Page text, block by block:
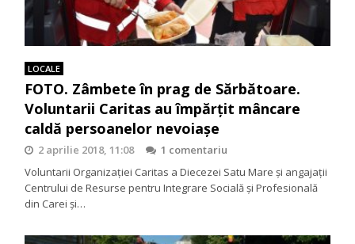
LOCALE
FOTO. Zâmbete în prag de Sărbătoare.
Voluntarii Caritas au împărțit mâncare
caldă persoanelor nevoiașe
2 aprilie 2018, 11:08
1 comentariu
Voluntarii Organizației Caritas a Diecezei Satu Mare și angajații
Centrului de Resurse pentru Integrare Socială și Profesională
din Carei și…